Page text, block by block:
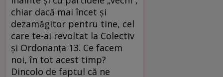
chiar dacă mai încet și
dezamăgitor pentru tine, cel
care te-ai revoltat la Colectiv
și Ordonanța 13. Ce facem
noi, în tot acest timp?
Dincolo de faptul că ne